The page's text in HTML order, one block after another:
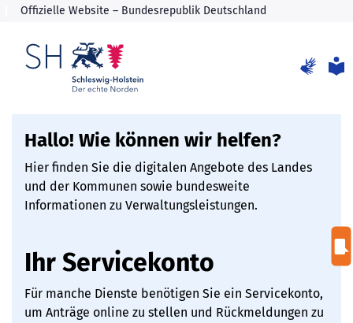
Hallo! Wie können wir helfen?
Hier finden Sie die digitalen Angebote des Landes
und der Kommunen sowie bundesweite
Informationen zu Verwaltungsleistungen.
Ihr Servicekonto
Für manche Dienste benötigen Sie ein Servicekonto,
um Anträge online zu stellen und Rückmeldungen zu